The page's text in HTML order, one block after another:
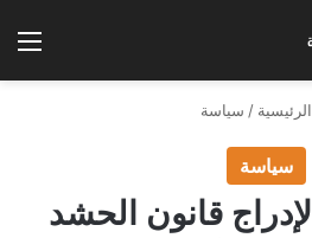
الرئيسية / سياسة
سياسة
قانون الحشد